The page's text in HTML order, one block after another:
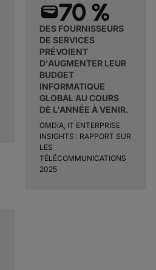
wallet70 %
DES FOURNISSEURS
DE SERVICES
PRÉVOIENT
D'AUGMENTER LEUR
BUDGET
INFORMATIQUE
GLOBAL AU COURS
DE L'ANNÉE À VENIR.
OMDIA, IT ENTERPRISE
INSIGHTS : RAPPORT SUR
LES
TÉLÉCOMMUNICATIONS
2025